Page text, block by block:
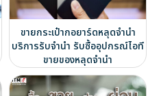
ขายกระเป๋ากอยาร์ดหลุดจำนำ
บริการรับจำนำ รับซื้ออุปกรณ์ไอที
ขายของหลุดจำนำ